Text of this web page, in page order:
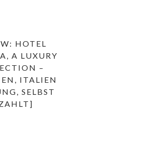
HOTEL
A LUXURY
–
ITALIEN
SELBST